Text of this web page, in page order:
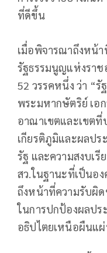
ที่ดีขึ้น
เมื่อพิจารณาถึงหน้
รัฐธรรมนูญแห่งราช
52 วรรคหนึ่ง ว่า “
พระมหากษัตริย์ เอ
อาณาเขตและเขตที่
เกียรติภูมิและผลปร
รัฐ และความสงบเ
สว.ในฐานะที่เป็นอ
ถึงหน้าที่ความรับผิ
ในการปกป้องผลปร
อธิปไตยเหนือผืนแ